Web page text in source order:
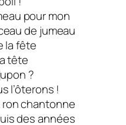
mon
de jumeau
la fête
tête
?
l’ôterons !
des années